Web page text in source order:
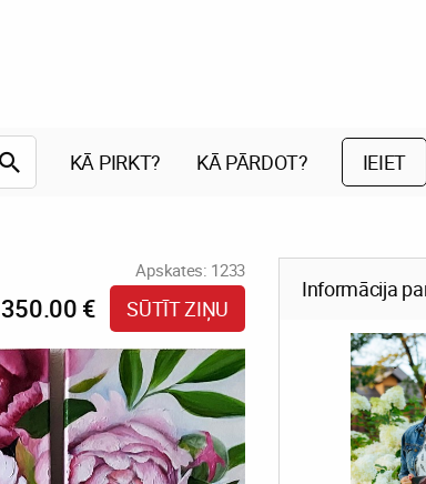
KĀ PIRKT? KĀ PĀRDOT? IEIET
Apskates: 1233
350.00 € SŪTĪT ZIŅU
Informācija